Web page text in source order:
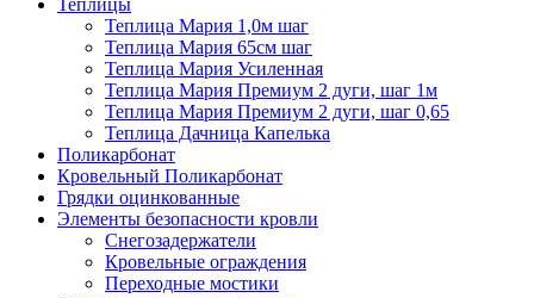
Теплицы
Теплица Мария 1,0м шаг
Теплица Мария 65см шаг
Теплица Мария Усиленная
Теплица Мария Премиум 2 дуги, шаг 1м
Теплица Мария Премиум 2 дуги, шаг 0,65
Теплица Дачница Капелька
Поликарбонат
Кровельный Поликарбонат
Грядки оцинкованные
Элементы безопасности кровли
Снегозадержатели
Кровельные ограждения
Переходные мостики